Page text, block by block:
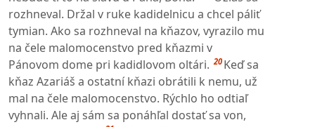
rozhneval. Držal v ruke kadidelnicu a chcel páliť
tymian. Ako sa rozhneval na kňazov, vyrazilo mu
na čele malomocenstvo pred kňazmi v
Pánovom dome pri kadidlovom oltári. 20 Keď sa
kňaz Azariáš a ostatní kňazi obrátili k nemu, už
mal na čele malomocenstvo. Rýchlo ho odtiaľ
vyhnali. Ale aj sám sa ponáhľal dostať sa von,